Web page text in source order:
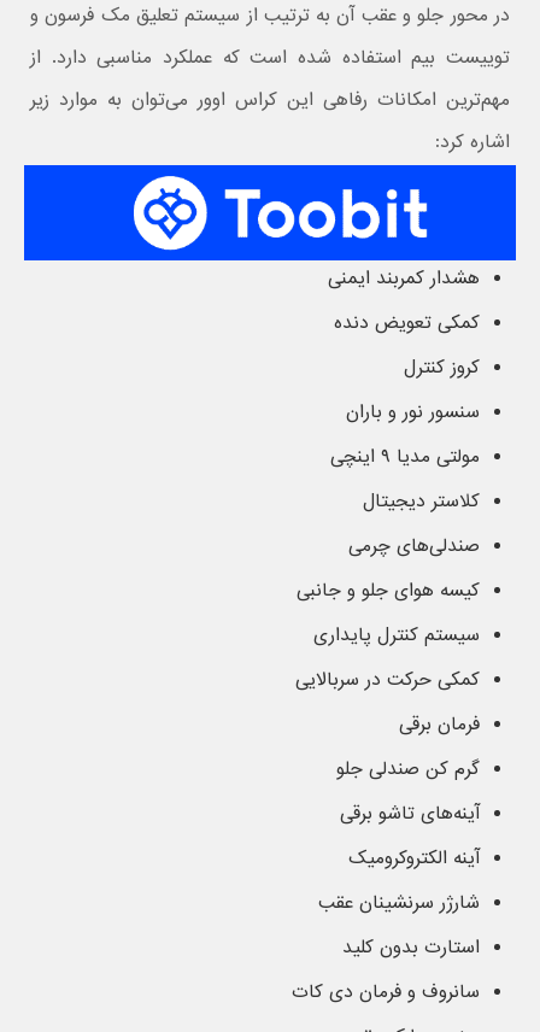
در محور جلو و عقب آن به ترتیب از سیستم تعلیق مک فرسون و
توییست بیم استفاده شده است که عملکرد مناسبی دارد. از
مهم‌ترین امکانات رفاهی این کراس اوور می‌توان به موارد زیر
اشاره کرد:
هشدار کمربند ایمنی
کمکی تعویض دنده
کروز کنترل
سنسور نور و باران
مولتی مدیا ۹ اینچی
کلاستر دیجیتال
صندلی‌های چرمی
کیسه هوای جلو و جانبی
سیستم کنترل پایداری
کمکی حرکت در سربالایی
فرمان برقی
گرم کن صندلی جلو
آینه‌های تاشو برقی
آینه الکتروکرومیک
شارژر سرنشینان عقب
استارت بدون کلید
سانروف و فرمان دی کات